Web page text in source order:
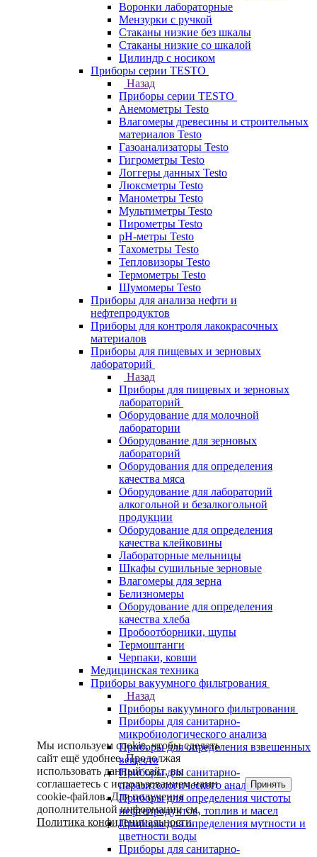
Воронки лабораторные
Мензурки с ручкой
Стаканы низкие без шкалы
Стаканы низкие со шкалой
Цилиндр с носиком
Приборы серии TESTO
Назад
Приборы серии TESTO
Анемометры Testo
Влагомеры древесины и строительных
материалов Testo
Газоанализаторы Testo
Гигрометры Testo
Логгеры данных Testo
Люксметры Testo
Манометры Testo
Мультиметры Testo
Пирометры Testo
pH-метры Testo
Тахометры Testo
Тепловизоры Testo
Термометры Testo
Шумомеры Testo
Приборы для анализа нефти и
нефтепродуктов
Приборы для контроля лакокрасочных
материалов
Приборы для пищевых и зерновых
лабораторий
Назад
Приборы для пищевых и зерновых
лабораторий
Оборудование для молочной
лаборатории
Оборудование для зерновых
лабораторий
Оборудования для определения
качества мяса
Оборудование для лабораторий
алкогольной и безалкогольной
продукции
Оборудование для определения
качества клейковины
Лабораторные мельницы
Шкафы сушильные зерновые
Влагомеры для зерна
Белизномеры
Оборудование для определения
качества хлеба
Пробоотборники, щупы
Термоштанги
Черпаки, ковши
Медицинская техника
Приборы вакуумного фильтрования
Назад
Приборы вакуумного фильтрования
Приборы для санитарно-
микробиологического анализа
Приборы для определения взвешенных
веществ
Приборы для санитарно-
паразитологического анализа
Приборы для определения чистоты
нефтепродуктов, топлив и масел
Приборы для определения мутности и
цветности воды
Приборы для санитарно-
Мы используем cookie, чтобы сделать
сайт ещё удобнее. Продолжая
использовать данный сайт, вы
соглашаетесь с использованием нами
cookie-файлов. Для получения
дополнительной информации см.
Политика конфиденциальности.
Принять